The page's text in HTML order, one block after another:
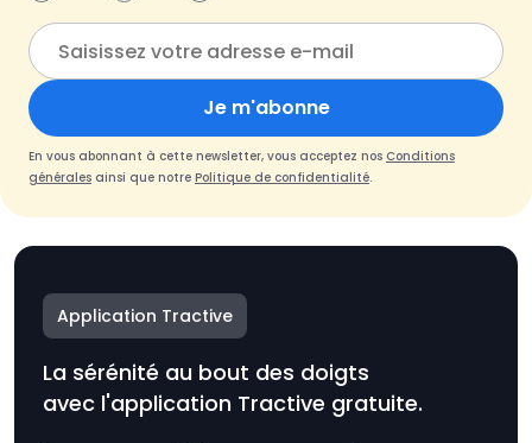
Je m'abonne
En vous abonnant à cette newsletter, vous acceptez nos Conditions
générales ainsi que notre Politique de confidentialité.
Application Tractive
La sérénité au bout des doigts
avec l'application Tractive gratuite.